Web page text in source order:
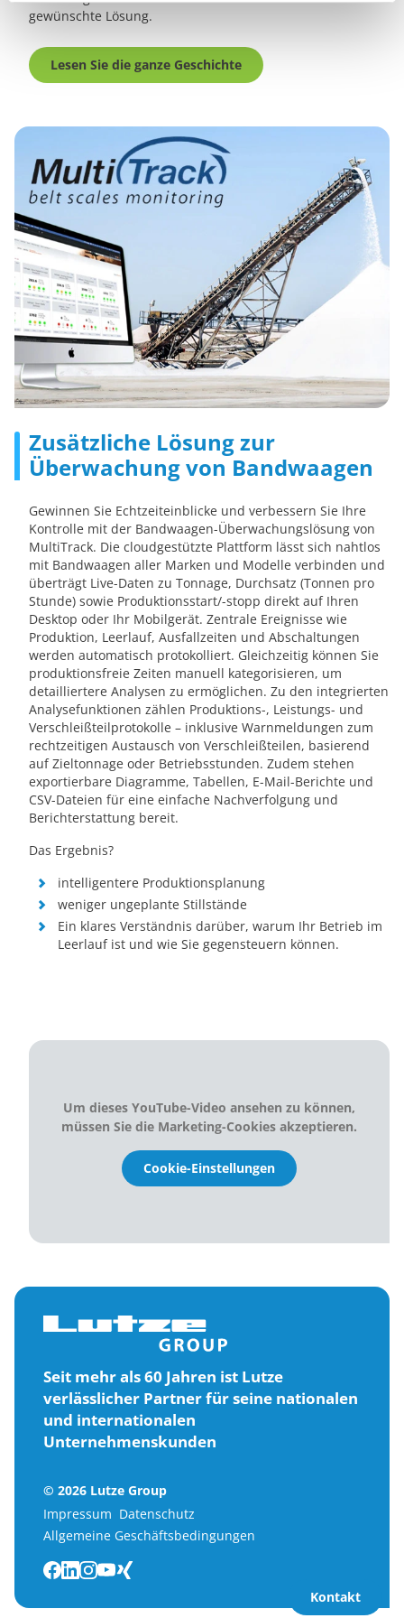
Kontakt
gewünschte Lösung.
Lesen Sie die ganze Geschichte
Zusätzliche Lösung zur
Überwachung von Bandwaagen
Gewinnen Sie Echtzeiteinblicke und verbessern Sie Ihre
Kontrolle mit der Bandwaagen-Überwachungslösung von
MultiTrack. Die cloudgestützte Plattform lässt sich nahtlos
mit Bandwaagen aller Marken und Modelle verbinden und
überträgt Live-Daten zu Tonnage, Durchsatz (Tonnen pro
Stunde) sowie Produktionsstart/-stopp direkt auf Ihren
Desktop oder Ihr Mobilgerät. Zentrale Ereignisse wie
Produktion, Leerlauf, Ausfallzeiten und Abschaltungen
werden automatisch protokolliert. Gleichzeitig können Sie
produktionsfreie Zeiten manuell kategorisieren, um
detailliertere Analysen zu ermöglichen. Zu den integrierten
Analysefunktionen zählen Produktions-, Leistungs- und
Verschleißteilprotokolle – inklusive Warnmeldungen zum
rechtzeitigen Austausch von Verschleißteilen, basierend
auf Zieltonnage oder Betriebsstunden. Zudem stehen
exportierbare Diagramme, Tabellen, E-Mail-Berichte und
CSV-Dateien für eine einfache Nachverfolgung und
Berichterstattung bereit.
Das Ergebnis?
intelligentere Produktionsplanung
weniger ungeplante Stillstände
Ein klares Verständnis darüber, warum Ihr Betrieb im
Leerlauf ist und wie Sie gegensteuern können.
Um dieses YouTube-Video ansehen zu können,
müssen Sie die Marketing-Cookies akzeptieren.
Cookie-Einstellungen
Seit mehr als 60 Jahren ist Lutze
verlässlicher Partner für seine nationalen
und internationalen
Unternehmenskunden
© 2026 Lutze Group
Impressum Datenschutz
Allgemeine Geschäftsbedingungen